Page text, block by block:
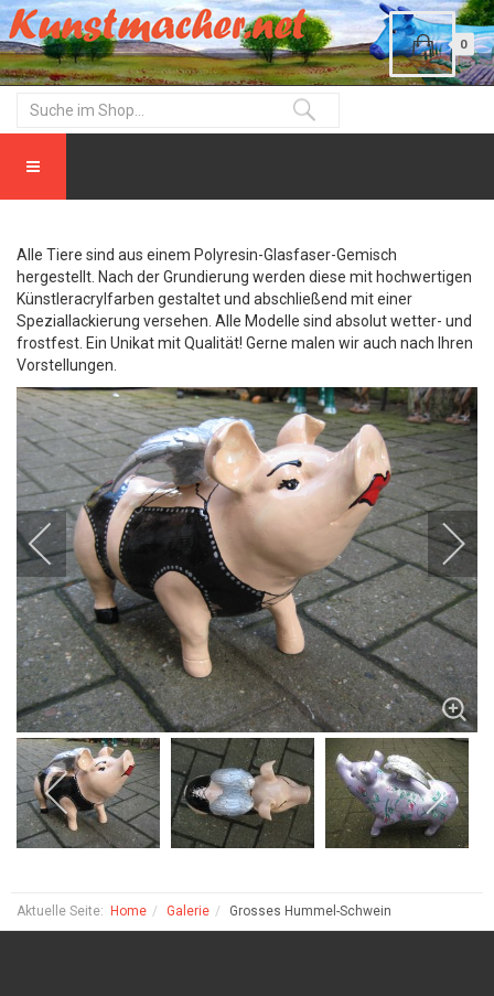
0
Alle Tiere sind aus einem Polyresin-Glasfaser-Gemisch
hergestellt. Nach der Grundierung werden diese mit hochwertigen
Künstleracrylfarben gestaltet und abschließend mit einer
Speziallackierung versehen. Alle Modelle sind absolut wetter- und
frostfest. Ein Unikat mit Qualität! Gerne malen wir auch nach Ihren
Vorstellungen.
Aktuelle Seite: Home Galerie Grosses Hummel-Schwein